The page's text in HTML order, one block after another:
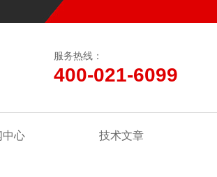
服务热线：
400-021-6099
中心 技术文章